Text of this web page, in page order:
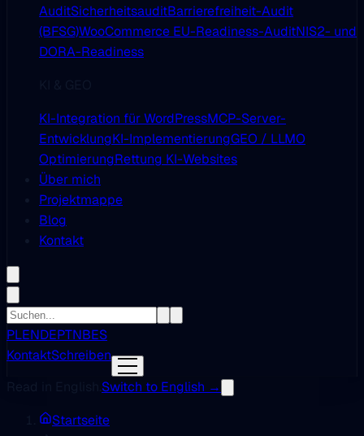
AuditSicherheitsauditBarrierefreiheit-Audit
(BFSG)WooCommerce EU-Readiness-AuditNIS2- und
DORA-Readiness
KI-Integration für WordPressMCP-Server-
EntwicklungKI-ImplementierungGEO / LLMO
OptimierungRettung KI-Websites
Über mich
Projektmappe
Blog
Kontakt
PLENDEPTNBES
KontaktSchreiben
Switch to English →
Startseite